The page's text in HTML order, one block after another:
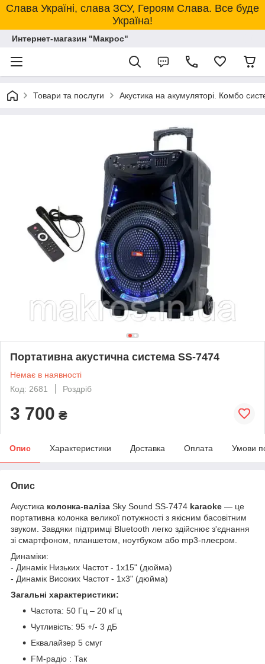
Слава Україні, слава ЗСУ, Героям Слава. Все буде
Україна!
Интернет-магазин "Макрос"
Товари та послуги Акустика на акумуляторі. Комбо
Портативна акустична система SS-7474
Немає в наявності
Код: 2681
Роздріб
3 700 ₴
Опис Характеристики Доставка Оплата Умови
Опис
Акустика колонка-валіза Sky Sound SS-7474 karaoke — це
портативна колонка великої потужності з якісним басовітним
звуком. Завдяки підтримці Bluetooth легко здійснює з'єднання
зі смартфоном, планшетом, ноутбуком або mp3-плеєром.
Динаміки:
- Динамік Низьких Частот - 1х15" (дюйма)
- Динамік Високих Частот - 1х3" (дюйма)
Загальні характеристики:
Частота: 50 Гц – 20 кГц
Чутливість: 95 +/- 3 дБ
Еквалайзер 5 смуг
FM-радіо : Так